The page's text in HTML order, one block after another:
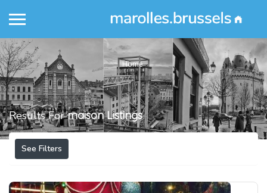
Home
Results Formaison Listings
See Filters